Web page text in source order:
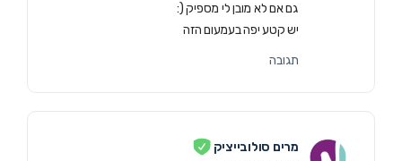
גם אם לא מובן לי מספיק (:
יש קטע יפה בעמעום הזה
תגובה
מרים סולובייציק